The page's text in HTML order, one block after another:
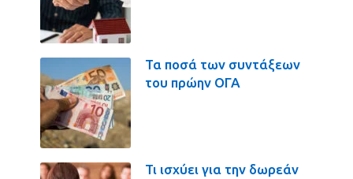
Τα ποσά των συντάξεων
του πρώην ΟΓΑ
Τι ισχύει για την δωρεάν